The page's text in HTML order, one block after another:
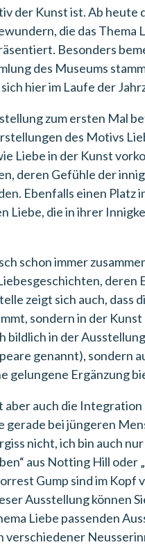
der Kunst ist. Ab heute
die das Thema
Besonders
des Museums
hier im Laufe der
zum ersten Mal
des Motivs
Liebe in der Kunst
deren Gefühle der
Ebenfalls einen Platz
Liebe, die in ihrer
schon immer
deren
zeigt sich auch, dass
sondern in der
bildlich in der
genannt), sondern
gelungene Ergänzung
auch die
gerade bei jüngeren
nicht, ich bin auch
aus Notting Hill oder
Gump sind im
Ausstellung können
Liebe passenden